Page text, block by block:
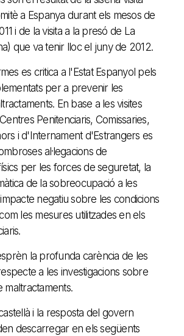
a Espanya durant els mesos de
i de la visita a la presó de La
que va tenir lloc el juny de 2012.
es critica a l'Estat Espanyol pels
per a prevenir les
En base a les visites
Penitenciaris, Comissaries,
i d'Internament d'Estrangers es
al·legacions de
per les forces de seguretat, la
de la sobreocupació a les
negatiu sobre les condicions
les mesures utilitzades en els
la profunda carència de les
a les investigacions sobre
maltractaments.
i la resposta del govern
descarregar en els següents